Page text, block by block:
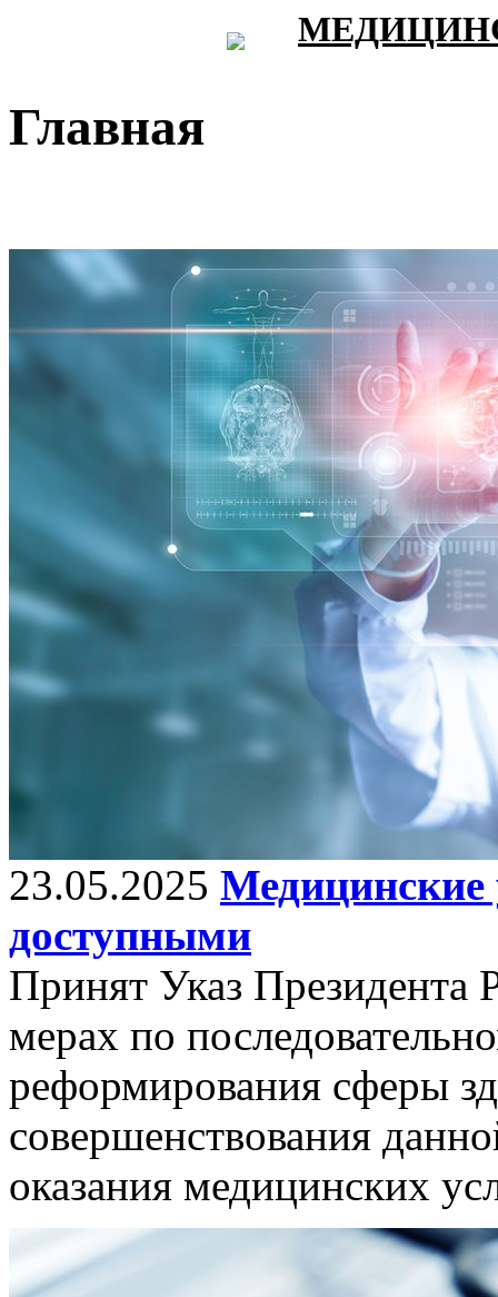
Главная
23.05.2025 Медицинские
доступными
Принят Указ Президента
мерах по
реформирования сферы
совершенствования
оказания медицинских